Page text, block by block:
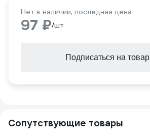
Нет в наличии, последняя цена
97 ₽/шт
Подписаться на товар
Сопутствующие товары